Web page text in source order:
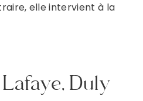
elle intervient à la
Duly